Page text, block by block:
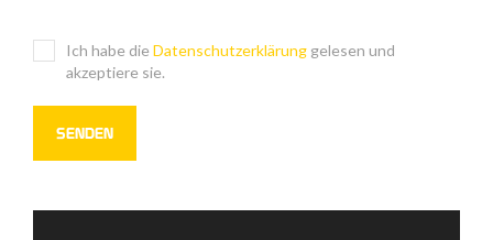
Ich habe die Datenschutzerklärung gelesen und
akzeptiere sie.